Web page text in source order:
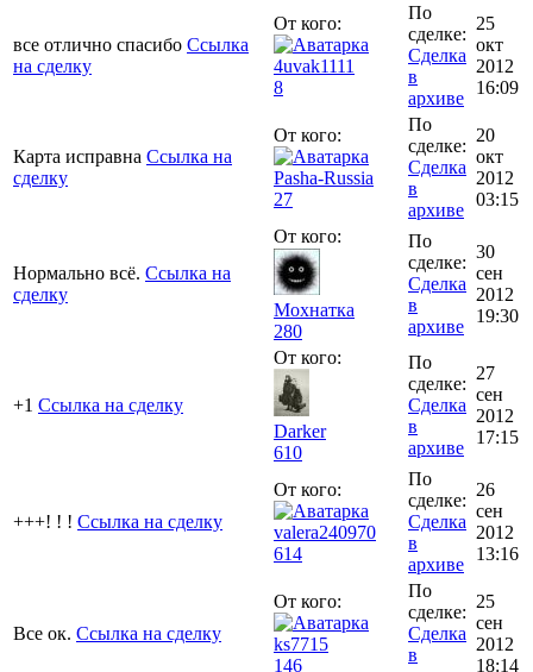
все отлично спасибо Ссылка
на сделку
От кого:
4uvak1111
8
По
сделке:
Сделка
в
архиве
25
окт
2012
16:09
Карта исправна Ссылка на
сделку
От кого:
Pasha-Russia
27
По
сделке:
Сделка
в
архиве
20
окт
2012
03:15
Нормально всё. Ссылка на
сделку
От кого:
Мохнатка
280
По
сделке:
Сделка
в
архиве
30
сен
2012
19:30
+1 Ссылка на сделку
От кого:
Darker
610
По
сделке:
Сделка
в
архиве
27
сен
2012
17:15
+++! ! ! Ссылка на сделку
От кого:
valera240970
614
По
сделке:
Сделка
в
архиве
26
сен
2012
13:16
Все ок. Ссылка на сделку
От кого:
ks7715
146
По
сделке:
Сделка
в
25
сен
2012
18:14